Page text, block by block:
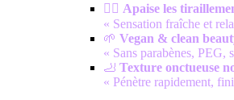
🧘‍♀️ Apaise les
« Sensation fraîche et
🌱 Vegan & clean
« Sans parabènes, PEG,
🦶 Texture onctueuse
« Pénètre rapidement,